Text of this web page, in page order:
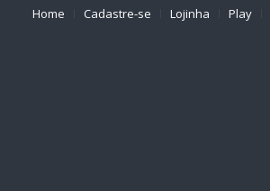
Home
Cadastre-se Lojinha Play